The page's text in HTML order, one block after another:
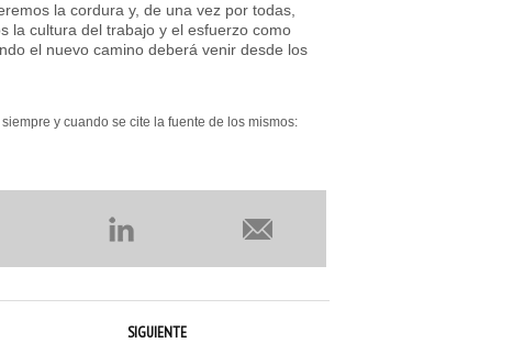
la cordura y, de una vez por todas,
la cultura del trabajo y el esfuerzo como
el nuevo camino deberá venir desde los
y cuando se cite la fuente de los mismos:
SIGUIENTE